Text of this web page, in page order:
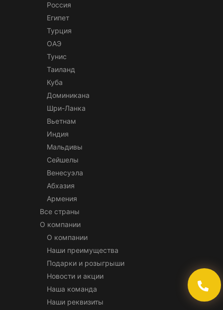
Россия
Египет
Турция
ОАЭ
Тунис
Таиланд
Куба
Доминикана
Шри-Ланка
Вьетнам
Индия
Мальдивы
Сейшелы
Венесуэла
Абхазия
Армения
Все страны
О компании
О компании
Наши преимущества
Подарки и розыгрыши
Новости и акции
Наша команда
Наши реквизиты